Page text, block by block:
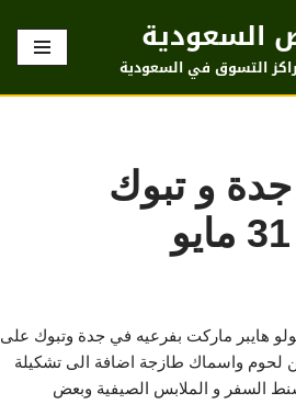
السعودية
التسوق في السعودية
و تبوك
هايبر ماركت بفرعيه في جدة وتبوك على
من لحوم واسماك طازجة اضافة الى تشكيلة
السفر و الملابس الصيفية وبعض